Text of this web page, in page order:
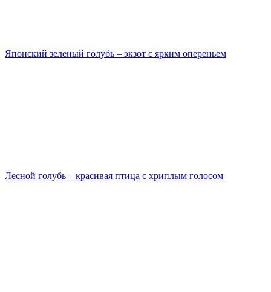
Японский зеленый голубь – экзот с ярким опереньем
Лесной голубь – красивая птица с хриплым голосом